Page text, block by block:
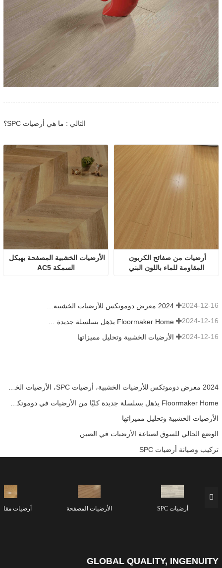
التالي : ما هي أرضيات SPC؟
السمكة AC5
المقاومة للماء باللون البني
2024 معرض دوموتكس للأرضيات الخشبية، أرضيات SPC، الأرضيات الخشبية الهندسية 2024-12-16
2024-12-16
الأرضيات الخشبية وتحليل مميزاتها 2024-12-16
2024 معرض دوموتكس للأرضيات الخشبية، أرضيات SPC، الأرضيات الخشبية الهندسية
الأرضيات الخشبية وتحليل مميزاتها
الوضع الحالي للسوق لصناعة الأرضيات في الصين
تركيب وصيانة أرضيات SPC
أرضيات SPC الأرضيات المصفحة أرضيات
GLOBAL QUALITY, INGENUITY